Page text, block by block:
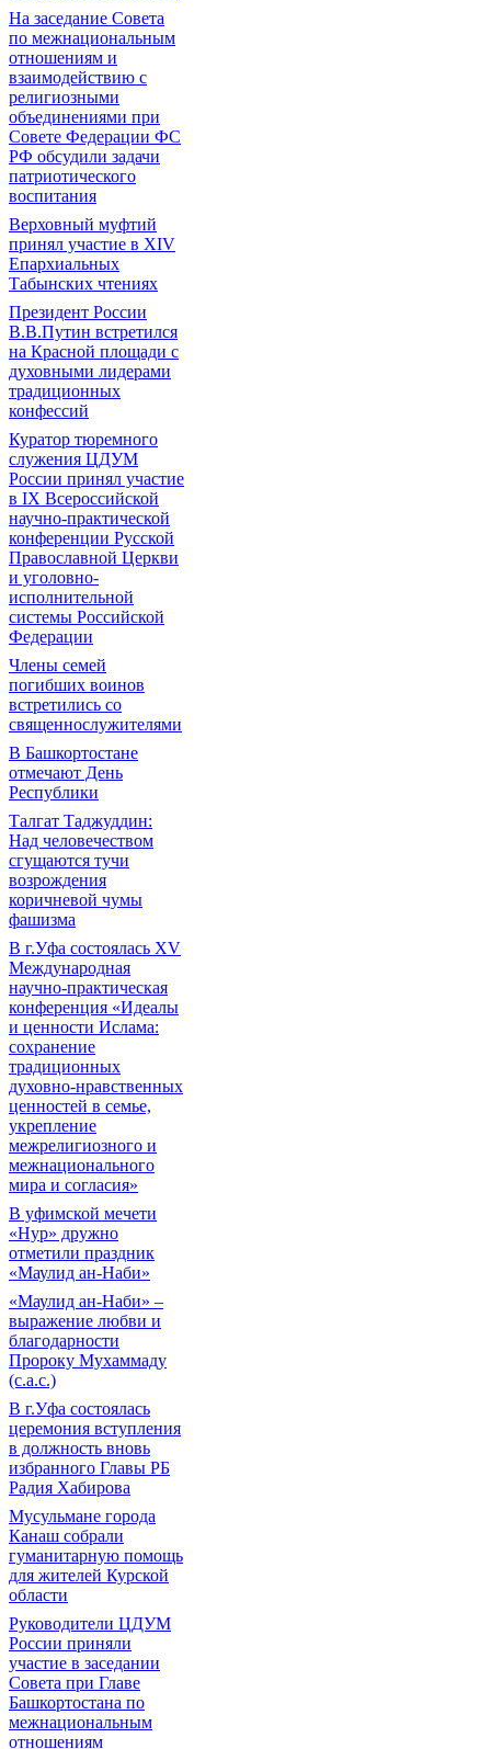
На заседание Совета
по межнациональным
отношениям и
взаимодействию с
религиозными
объединениями при
Совете Федерации ФС
РФ обсудили задачи
патриотического
воспитания
Верховный муфтий
принял участие в ХIV
Епархиальных
Табынских чтениях
Президент России
В.В.Путин встретился
на Красной площади с
духовными лидерами
традиционных
конфессий
Куратор тюремного
служения ЦДУМ
России принял участие
в IX Всероссийской
научно-практической
конференции Русской
Православной Церкви
и уголовно-
исполнительной
системы Российской
Федерации
Члены семей
погибших воинов
встретились со
священнослужителями
В Башкортостане
отмечают День
Республики
Талгат Таджуддин:
Над человечеством
сгущаются тучи
возрождения
коричневой чумы
фашизма
В г.Уфа состоялась XV
Международная
научно-практическая
конференция «Идеалы
и ценности Ислама:
сохранение
традиционных
духовно-нравственных
ценностей в семье,
укрепление
межрелигиозного и
межнационального
мира и согласия»
В уфимской мечети
«Нур» дружно
отметили праздник
«Маулид ан-Наби»
«Маулид ан-Наби» –
выражение любви и
благодарности
Пророку Мухаммаду
(с.а.с.)
В г.Уфа состоялась
церемония вступления
в должность вновь
избранного Главы РБ
Радия Хабирова
Мусульмане города
Канаш собрали
гуманитарную помощь
для жителей Курской
области
Руководители ЦДУМ
России приняли
участие в заседании
Совета при Главе
Башкортостана по
межнациональным
отношениям